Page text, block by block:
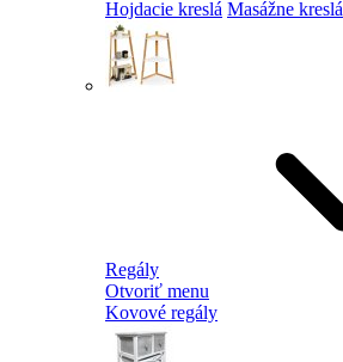
Hojdacie kreslá Masážne kreslá
Regály
Otvoriť menu
Kovové regály